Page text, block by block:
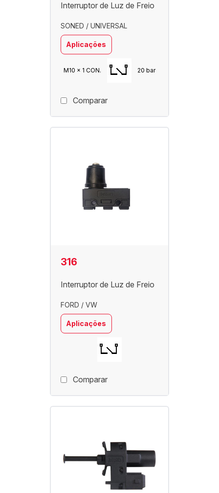
Interruptor de Luz de Freio
SONED / UNIVERSAL
Aplicações
M10 x 1 CON. 20 bar
Comparar
316
Interruptor de Luz de Freio
FORD / VW
Aplicações
Comparar